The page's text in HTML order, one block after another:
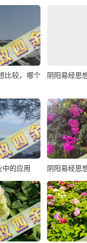
比较，哪个
阴阳易经思
中的应用 阴阳易经思